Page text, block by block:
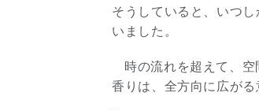
そうしていると、いつ
いました。
時の流れを超えて、空
香りは、全方向に広がる